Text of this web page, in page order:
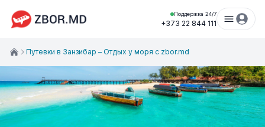
Поддержка 24/7
+373 22 844 111
Путевки в Занзибар – Отдых у моря с zbor.md